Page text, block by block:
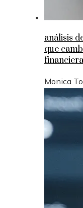
análisis
que
Monica